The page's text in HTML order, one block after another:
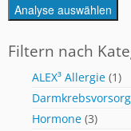
Analyse auswählen
Filtern nach
ALEX³ Allergie (1)
Hormone (3)